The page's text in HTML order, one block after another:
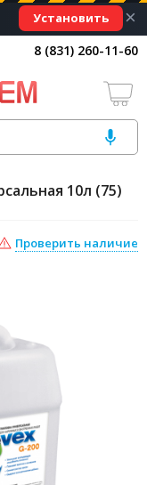
Установить ×
8 (831) 260-11-60
10л (75)
Проверить наличие